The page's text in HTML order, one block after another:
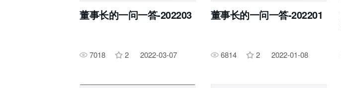
董事长的一问一答-202203
7018 2 2022-03-07
董事长的一问一答-202201
6814 2 2022-01-08